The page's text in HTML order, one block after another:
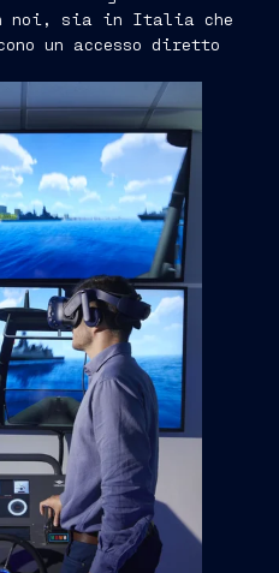
noi, sia in Italia che
un accesso diretto